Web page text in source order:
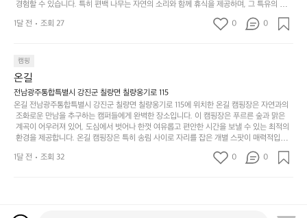
용
히
o
l
a
t
주
미
가
존
재
합
니
다.
어
주
E
M
O
U
N
T
았
는
하
고
경
치
도
경험할 수 있습니다. 특히 편백 나무는 자연의 소리와 함께 휴식을 제공하며, 그 특유의 아로
마향이 심리적 안정감을 가져다줍니다. 이곳에서 아침 햇살을 맞으며 조용한 숲속에서의 커
피 한 잔은 그 어떤 도시의 카페에서 느끼기 힘든 특별함을 선사합니다. 편백숲 힐링캠프는
즐길 수 있는 기회도 많은데, 자전거를 타거나 숲속을 거닐며 다양한 생태계를 체험해보는
것도 일상의 스트레스를 잊게 해줍니다. 또한, 캠프파이어를 즐기며 별빛 아래서 시간을 보
내는 것은 일상에서 벗어나 새로운 여유를 찾는 방법입니다. 운영자는 항상 방문객의 편안함
과 안전을 최우선으로 생각하고 있으며, 깨끗하고 잘 관리된 시설을 자랑합니다. 가족들이
함께하는 모닥불 구이 파티나 친구들과의 캠핑 퀴즈도 놓칠 수 없는 재미가 됩니다. 자연과
의 조화 속에서 힐링할 수 있는 편백숲 힐링캠프는 현대인의 바쁜 일상에서 벗어나 소중한
시간을 가지고 싶은 분들에게 특히 추천드립니다. 지금 바로 나주로 떠나 여유로움과 행복
이 가득한 캠핑을 경험해보세요! 인기 정도: ★★★★☆
1달 전 조회 27 0 0
캠핑
온길
전남광주통합특별시 강진군 칠량면 칠량옹기로 115
온길 전남광주통합특별시 강진군 칠량면 칠량옹기로 115에 위치한 온길 캠핑장은 자연과의
조화로운 만남을 추구하는 캠퍼들에게 완벽한 장소입니다. 이 캠핑장은 푸르른 숲과 맑은
계곡이 어우러져 있어, 도심에서 벗어나 한껏 여유롭고 편안한 시간을 보낼 수 있는 최적의
환경을 제공합니다. 온길 캠핑장은 특히 송림 사이로 자리를 잡은 개별 스팟이 매력적입니
다. 각 사이트마다 적당한 간격이 유지되어 있어 프라이빗한 캠핑을 선호하는 분들에게는 더
없이 좋은 선택이지요. 숲속에서의 고요한 밤, 별빛 아래서의 캠핑은 마치 동화 속에 들어온
기가 많아 예약하기 어렵기도 하니 미리 계획을 세우는 것이 좋습니다. 또한, 계절마다 변하
1달 전 조회 32 0 0